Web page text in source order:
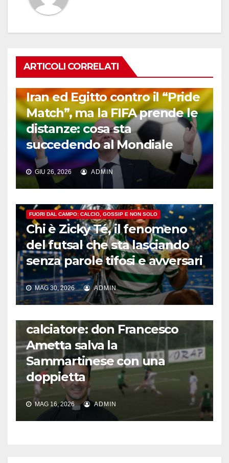
ARTICOLI CORRELATI
Iran ed Egitto contro il “Pride
Match”, ma la FIFA prende le
distanze: cosa sta
succedendo al Mondiale
GIU 26, 2026 ADMIN
FUORI DAL CAMPO: CALCIO, GOSSIP E NON SOLO
Chi è Zicky Té, il fenomeno
del futsal che sta lasciando
senza parole tifosi e avversari
MAG 30, 2026 ADMIN
FUORI DAL CAMPO: CALCIO, GOSSIP E NON SOLO
calciatore: don Francesco
Ametta salva la
Sammartinese con una
doppietta
MAG 16, 2026 ADMIN